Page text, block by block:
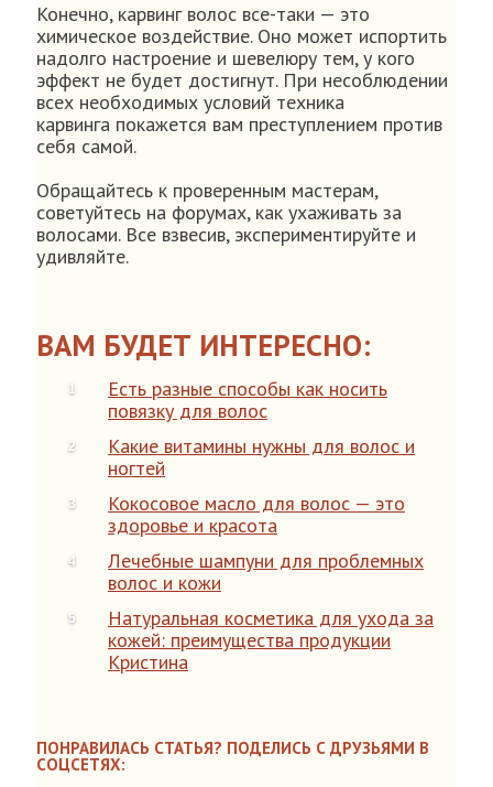
Конечно, карвинг волос все-таки — это
химическое воздействие. Оно может испортить
надолго настроение и шевелюру тем, у кого
эффект не будет достигнут. При несоблюдении
всех необходимых условий техника
карвинга покажется вам преступлением против
себя самой.
Обращайтесь к проверенным мастерам,
советуйтесь на форумах, как ухаживать за
волосами. Все взвесив, экспериментируйте и
удивляйте.
ВАМ БУДЕТ ИНТЕРЕСНО:
Есть разные способы как носить
повязку для волос
Какие витамины нужны для волос и
ногтей
Кокосовое масло для волос — это
здоровье и красота
Лечебные шампуни для проблемных
волос и кожи
Натуральная косметика для ухода за
кожей: преимущества продукции
Кристина
ПОНРАВИЛАСЬ СТАТЬЯ? ПОДЕЛИСЬ С ДРУЗЬЯМИ В
СОЦСЕТЯХ: